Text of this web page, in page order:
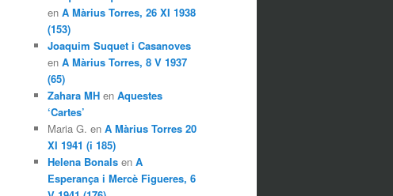
en A Màrius Torres, 26 XI 1938
(153)
Joaquim Suquet i Casanoves
en A Màrius Torres, 8 V 1937
(65)
Zahara MH en Aquestes
‘Cartes’
Maria G. en A Màrius Torres 20
XI 1941 (i 185)
Helena Bonals en A
Esperança i Mercè Figueres, 6